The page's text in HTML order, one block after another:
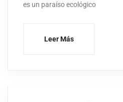
es un paraíso ecológico
Leer Más